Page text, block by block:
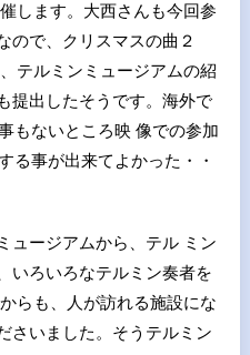
します。大西さんも今回参
ので、クリスマスの曲２
テルミンミュージアムの紹
提出したそうです。海外で
もないところ映 像での参加
る事が出来てよかった・・
ュージアムから、テル ミン
いろいろなテルミン奏者を
らも、人が訪れる施設にな
さいました。そうテルミン